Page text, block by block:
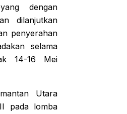
dengan
dilanjutkan
penyerahan
selama
14-16 Mei
Utara
pada lomba